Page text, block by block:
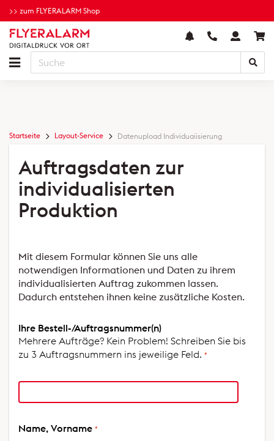
>> zum FLYERALARM Shop
Startseite Layout-Service Datenupload Individuaiisierung
Auftragsdaten zur
individualisierten
Produktion
Mit diesem Formular können Sie uns alle
notwendigen Informationen und Daten zu ihrem
individualisierten Auftrag zukommen lassen.
Dadurch entstehen ihnen keine zusätzliche Kosten.
Ihre Bestell-/Auftragsnummer(n)
Mehrere Aufträge? Kein Problem! Schreiben Sie bis
zu 3 Auftragsnummern ins jeweilige Feld.
Name, Vorname